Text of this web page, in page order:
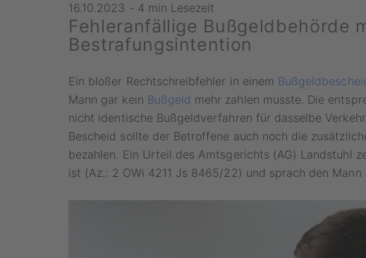
16.10.2023 - 4 min Lesezeit
Fehleranfällige Bußgeldbehörde
Bestrafungsintention
Ein bloßer Rechtschreibfehler in einem
Mann gar kein Bußgeld mehr zahlen musste. Die
nicht identische Bußgeldverfahren für dasselbe
Bescheid sollte der Betroffene auch noch die
bezahlen. Ein Urteil des Amtsgerichts (AG) Landstuhl
ist (Az.: 2 OWi 4211 Js 8465/22) und sprach den